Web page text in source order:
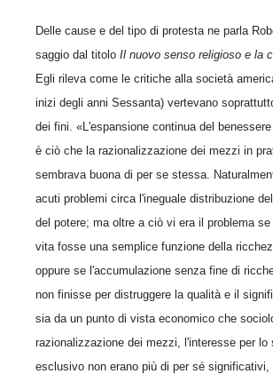
Delle cause e del tipo di protesta ne parla
saggio dal titolo Il nuovo senso religioso e la
Egli rileva come le critiche alla società
inizi degli anni Sessanta) vertevano
dei fini. «L'espansione continua del
è ciò che la razionalizzazione dei mezzi in
sembrava buona di per se stessa.
acuti problemi circa l'ineguale distribuzione
del potere; ma oltre a ciò vi era il problema
vita fosse una semplice funzione della
oppure se l'accumulazione senza fine di
non finisse per distruggere la qualità e il
sia da un punto di vista economico che
razionalizzazione dei mezzi, l'interesse per lo
esclusivo non erano più di per sé significativi,